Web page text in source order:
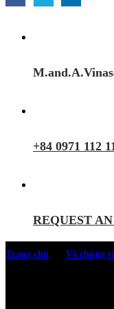
+84 0971 112
REQUEST
Trang chủ Về chúng